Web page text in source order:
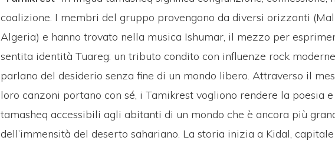
coalizione. I membri del gruppo provengono da diversi orizzonti
Algeria) e hanno trovato nella musica Ishumar, il mezzo per
sentita identità Tuareg: un tributo condito con influenze rock
parlano del desiderio senza fine di un mondo libero. Attraverso il
loro canzoni portano con sé, i Tamikrest vogliono rendere la poesia
tamasheq accessibili agli abitanti di un mondo che è ancora più
dell’immensità del deserto sahariano. La storia inizia a Kidal, capitale